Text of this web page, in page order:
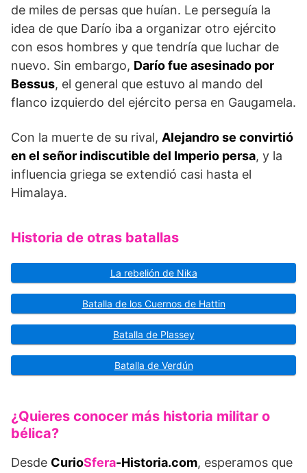
de miles de persas que huían. Le perseguía la
idea de que Darío iba a organizar otro ejército
con esos hombres y que tendría que luchar de
nuevo. Sin embargo, Darío fue asesinado por
Bessus, el general que estuvo al mando del
flanco izquierdo del ejército persa en Gaugamela.
Con la muerte de su rival, Alejandro se convirtió
en el señor indiscutible del Imperio persa, y la
influencia griega se extendió casi hasta el
Himalaya.
Historia de otras batallas
La rebelión de Nika
Batalla de los Cuernos de Hattin
Batalla de Plassey
Batalla de Verdún
¿Quieres conocer más historia militar o
bélica?
Desde CurioSfera-Historia.com, esperamos que